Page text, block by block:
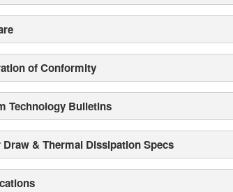
of Conformity
Technology Bulletins
Draw & Thermal Dissipation Specs